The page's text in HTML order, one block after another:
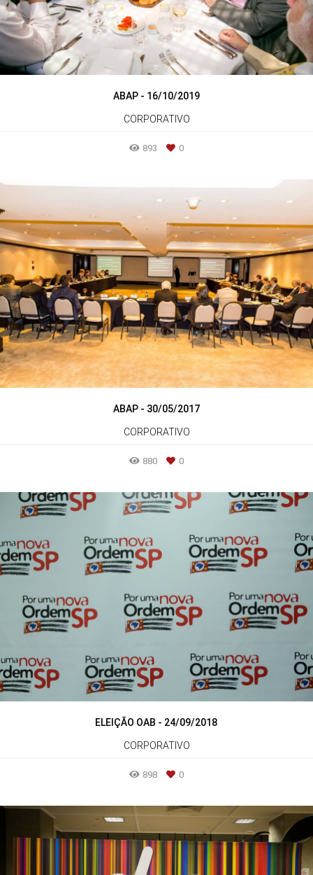
ABAP - 16/10/2019
CORPORATIVO
893 0
ABAP - 30/05/2017
CORPORATIVO
880 0
ELEIÇÃO OAB - 24/09/2018
CORPORATIVO
898 0